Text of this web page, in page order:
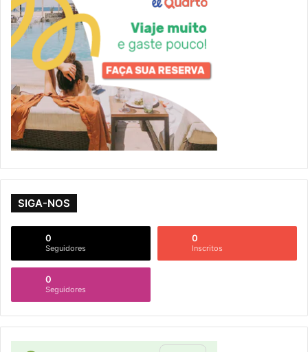
SIGA-NOS
0
Seguidores
0
Inscritos
0
Seguidores